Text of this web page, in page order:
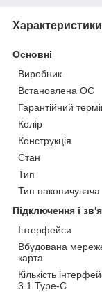
Характеристики
Основні
Виробник
Встановлена ОС
Гарантійний
Колір
Конструкція
Стан
Тип
Тип накопичувача
Підключення і
Інтерфейси
Вбудована
карта
Кількість
3.1 Type-C